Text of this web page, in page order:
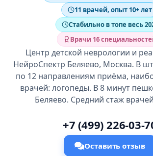
11 врачей, опыт 10+ лет
Стабильно в топе весь
Врачи 16
Центр детской неврологии и
НейроСпектр Беляево, Москва. В
по 12 направлениям приёма,
врачей: логопеды. В 8 минут
Беляево. Средний стаж
+7 (499) 226-03-
Оставить отзыв